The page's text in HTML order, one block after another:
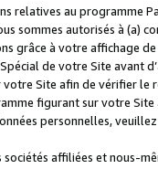
relatives au programme
sommes autorisés à
grâce à votre affichage
de votre Site avant
votre Site afin de vérifier
figurant sur votre
personnelles,
sociétés affiliées et nous-